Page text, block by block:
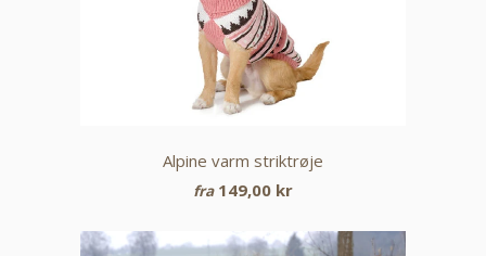
Alpine varm striktrøje
fra 149,00 kr